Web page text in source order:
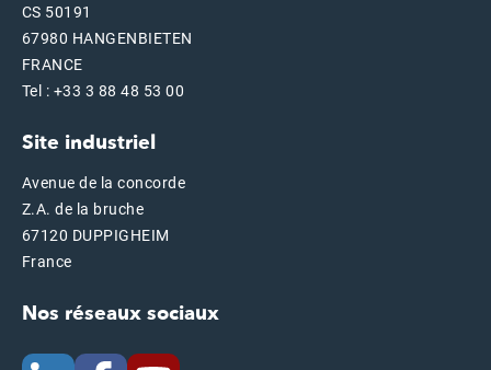
CS 50191
67980 HANGENBIETEN
FRANCE
Tel : +33 3 88 48 53 00
Site industriel
Avenue de la concorde
Z.A. de la bruche
67120 DUPPIGHEIM
France
Nos réseaux sociaux